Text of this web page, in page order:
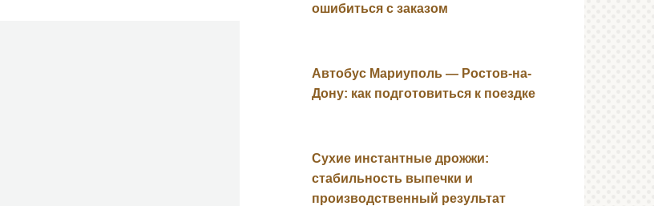
ошибиться с заказом
Автобус Мариуполь — Ростов-на-
Дону: как подготовиться к поездке
Сухие инстантные дрожжи:
стабильность выпечки и
производственный результат